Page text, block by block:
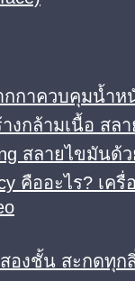
กกาควบคุมน้ำห
างกล้ามเนื้อ สล
สลายไขมันด้
คืออะไร? เค
องชั้น สะกดทุก